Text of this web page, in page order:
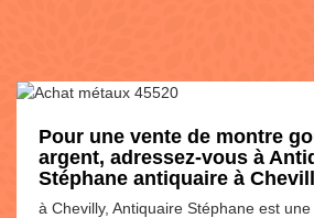
Pour une vente de montre
argent, adressez-vous à
Stéphane antiquaire à
à Chevilly, Antiquaire Stéphane est